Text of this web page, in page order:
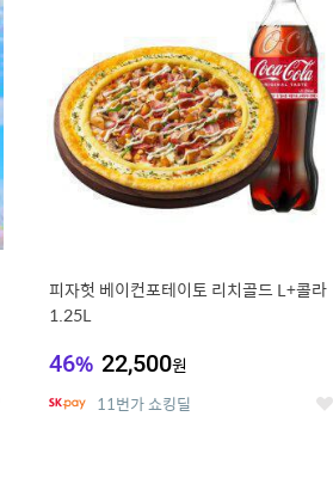
피자헛 베이컨포테이토 리치골드 L+콜라
1.25L
46% 22,500원
11번가 쇼킹딜 좋